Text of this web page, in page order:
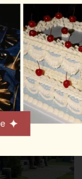
Заимка»:
леса, где
в